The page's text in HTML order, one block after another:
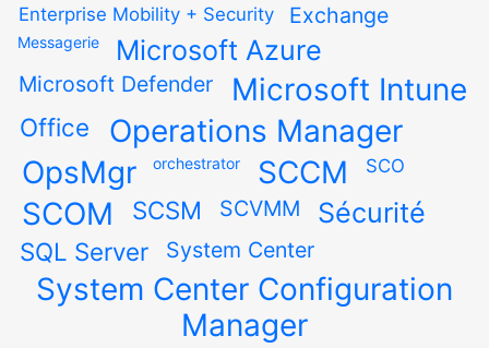
Enterprise Mobility + Security
Exchange
Messagerie Microsoft Azure
Microsoft Defender Microsoft Intune
Office
Operations Manager
OpsMgr
orchestrator SCCM SCO
SCOM SCSM SCVMM Sécurité
SQL Server System Center
System Center Configuration
Manager